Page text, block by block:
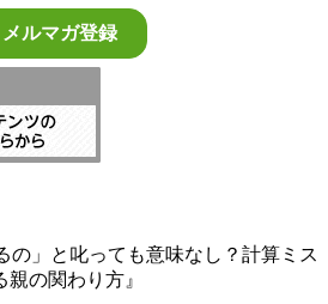
の」と叱っても意味なし？計算ミス
の関わり方』